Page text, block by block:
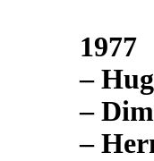
1977
–
–
–